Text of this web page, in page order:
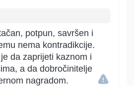
potpun, savršen i
nema kontradikcije.
da zaprijeti kaznom i
a da dobročinitelje
nagradom.